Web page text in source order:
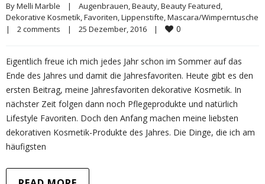
By Melli Marble | Augenbrauen, Beauty, Beauty Featured
Dekorative Kosmetik, Favoriten, Lippenstifte, Mascara/Wimperntusche
|
2 comments | 25 Dezember, 2016 | 0
Eigentlich freue ich mich jedes Jahr schon im Sommer auf das
Ende des Jahres und damit die Jahresfavoriten. Heute gibt es den
ersten Beitrag, meine Jahresfavoriten dekorative Kosmetik. In
nächster Zeit folgen dann noch Pflegeprodukte und natürlich
Lifestyle Favoriten. Doch den Anfang machen meine liebsten
dekorativen Kosmetik-Produkte des Jahres. Die Dinge, die ich am
häufigsten